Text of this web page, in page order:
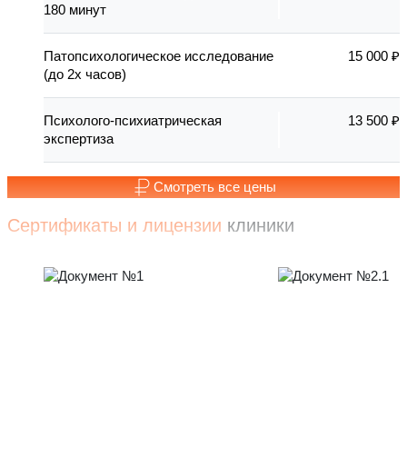
180 минут
Патопсихологическое исследование
(до 2х часов)
15 000 ₽
Психолого-психиатрическая
экспертиза
13 500 ₽
Смотреть все цены
Сертификаты и лицензии клиники